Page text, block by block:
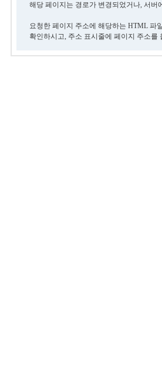
해당 페이지는 경로가 변경되었거나, 서
요청한 페이지 주소에 해당하는 HTML 파
확인하시고, 주소 표시줄에 페이지 주소